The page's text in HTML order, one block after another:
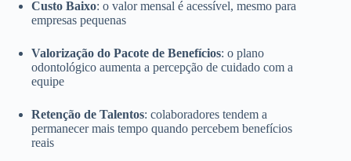
Custo Baixo: o valor mensal é acessível, mesmo para
empresas pequenas
Valorização do Pacote de Benefícios: o plano
odontológico aumenta a percepção de cuidado com a
equipe
Retenção de Talentos: colaboradores tendem a
permanecer mais tempo quando percebem benefícios
reais